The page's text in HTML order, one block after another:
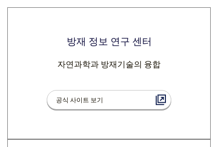
방재 정보 연구 센터
자연과학과 방재기술의 융합
공식 사이트 보기